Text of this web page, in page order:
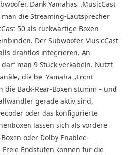
Dank Yamahas „MusicCast
man die Streaming-Lautsprecher
50 als rückwärtige Boxen
Der Subwoofer MusicCast
drahtlos integrieren. An
man 9 Stück verkabeln. Nutzt
die bei Yamaha „Front
die Back-Rear-Boxen stumm – und
gerade aktiv sind,
oder das konfigurierte
lassen sich als vordere
oder Dolby Enabled-
Endstufen können für die